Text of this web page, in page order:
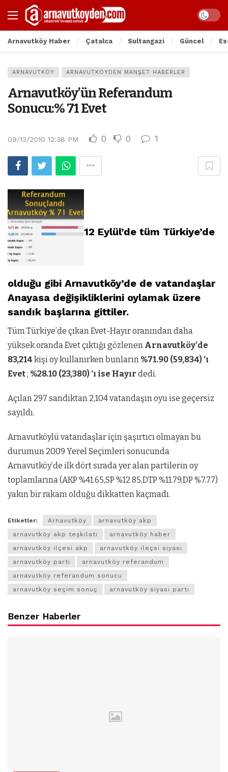
Arnavutköy Haber Çatalca Sultangazi Güncel
ARNAVUTKÖY ARNAVUTKÖYDEN MANŞET HABERLER
Arnavutköy’ün Referandum
Sonucu:% 71 Evet
09/13/2010 12:38 PM 0 0 1
12 Eylül’de tüm Türkiye’de
olduğu gibi Arnavutköy’de de vatandaşlar
Anayasa değişikliklerini oylamak üzere
sandık başlarına gittiler.
Tüm Türkiye’de çıkan Evet-Hayır oranından daha
yüksek oranda Evet çıktığı gözlenen Arnavutköy’de
83,214 kişi oy kullanırken bunların %71.90 (59,834) ‘ı
Evet; %28.10 (23,380) ‘ı ise Hayır dedi.
Açılan 297 sandıktan 2,104 vatandaşın oyu ise geçersiz
sayıldı.
Arnavutköylü vatandaşlar için şaşırtıcı olmayan bu
durumun 2009 Yerel Seçimleri sonucunda
Arnavutköy’de ilk dört sırada yer alan partilerin oy
toplamlarına (AKP %41.65,SP %12.85,DTP %11.79,DP %7.77)
yakın bir rakam olduğu dikkatten kaçmadı.
Etiketler: Arnavutköy
arnavutköy akp
arnavutköy akp teşkilatı
arnavutköy haber
arnavutköy ilçesi akp
arnavutköy ileçsi siyasi
arnavutköy parti
arnavutköy referandum
arnavutköy referandum sonucu
arnavutköy seçim sonuç
arnavutköy siyasi parti
Benzer Haberler